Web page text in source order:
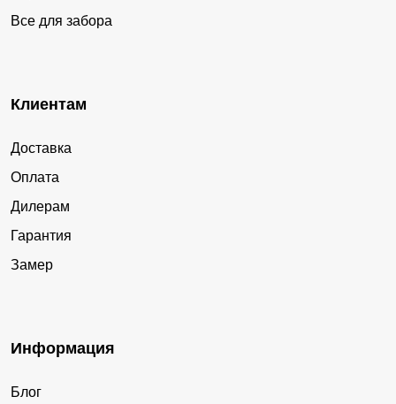
Все для забора
Клиентам
Доставка
Оплата
Дилерам
Гарантия
Замер
Информация
Блог